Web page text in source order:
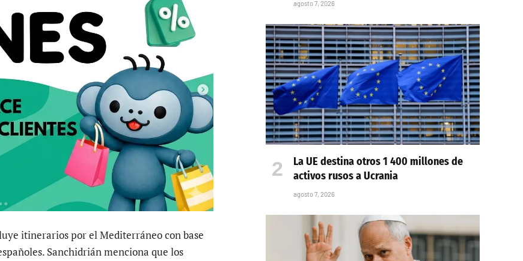
itinerarios por el Mediterráneo con base
Sanchidrián menciona que los
agosto 7, 2026
La UE destina otros 1 400 millones de
activos rusos a Ucrania
agosto 7, 2026